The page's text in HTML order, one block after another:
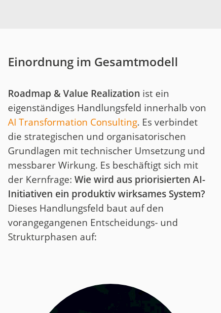
Einordnung im Gesamtmodell
Roadmap & Value Realization ist ein
eigenständiges Handlungsfeld innerhalb von
AI Transformation Consulting. Es verbindet
die strategischen und organisatorischen
Grundlagen mit technischer Umsetzung und
messbarer Wirkung. Es beschäftigt sich mit
der Kernfrage: Wie wird aus priorisierten AI-
Initiativen ein produktiv wirksames System?
Dieses Handlungsfeld baut auf den
vorangegangenen Entscheidungs- und
Strukturphasen auf: